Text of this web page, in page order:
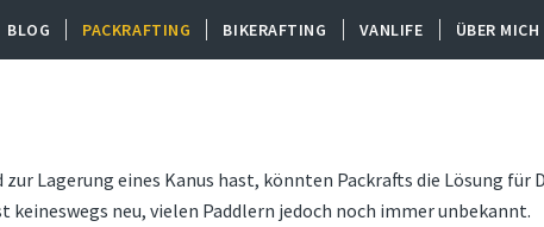
BLOG PACKRAFTING BIKERAFTING VANLIFE ÜBER MICH
Lagerung eines Kanus hast, könnten Packrafts die Lösung für
neu, vielen Paddlern jedoch noch immer unbekannt.